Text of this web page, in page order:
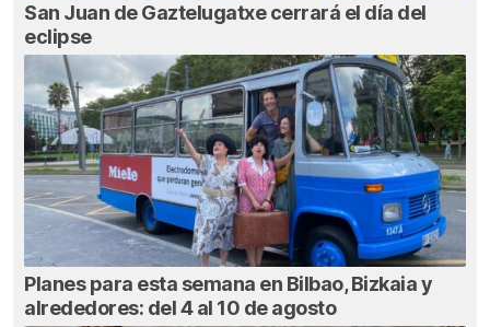
San Juan de Gaztelugatxe cerrará el día del
eclipse
Planes para esta semana en Bilbao, Bizkaia y
alrededores: del 4 al 10 de agosto